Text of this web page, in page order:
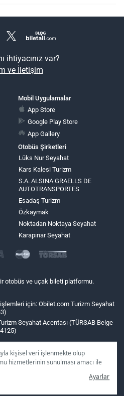
kişisel veri işlenmekte olup
hizmetlerinin sunulması amacı ile
size özel
kampanyaları
seçeneğineAyarlar
ihtiyacınız var?
ve İletişim
Mobil Uygulamalar
App Store
Google Play Store
App Gallery
Otobüs Şirketleri
Lüks Nur Seyahat
Kars Kalesi Turizm
S.A. ALSINA GRAELLS DE
AUTOTRANSPORTES
Esadaş Turizm
Özkaymak
Noktadan Noktaya Seyahat
Karapınar Seyahat
otobüs ve uçak bileti platformu.
için: Obilet.com Turizm Seyahat
Seyahat Acentası (TÜRSAB Belge